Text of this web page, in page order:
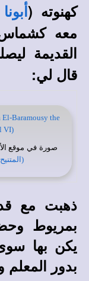
كهنوته (
معه كشماس
القديمة
قال لي:
Baramousy the
VI)
صورة في موقع
ذهبت مع
بمريوط
يكن بها
بدور